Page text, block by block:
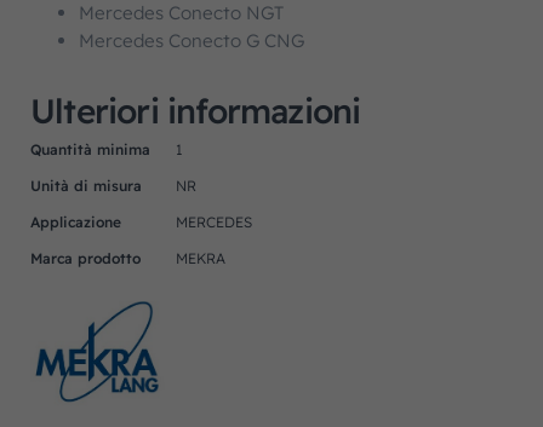
Mercedes Conecto NGT
Mercedes Conecto G CNG
Ulteriori informazioni
Quantità minima
1
Unità di misura
NR
Applicazione
MERCEDES
Marca prodotto
MEKRA